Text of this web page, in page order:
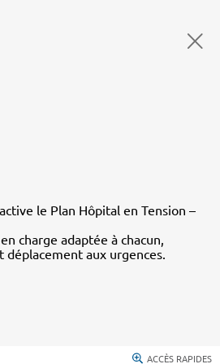
le Plan Hôpital en Tension –
charge adaptée à chacun,
aux urgences.
ACCÈS RAPIDES